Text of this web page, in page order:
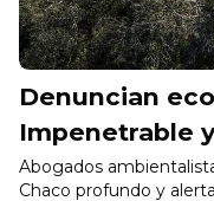
Denuncian
Impenetrable
causa federal
Abogados
Chaco profundo y